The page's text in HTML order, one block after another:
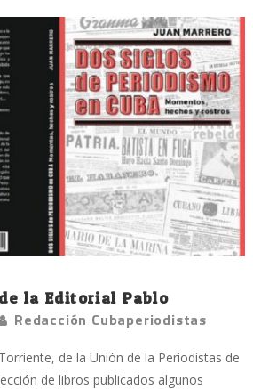
la Editorial Pablo
Redacción Cubaperiodistas
de la Unión de la Periodistas de
de libros publicados algunos